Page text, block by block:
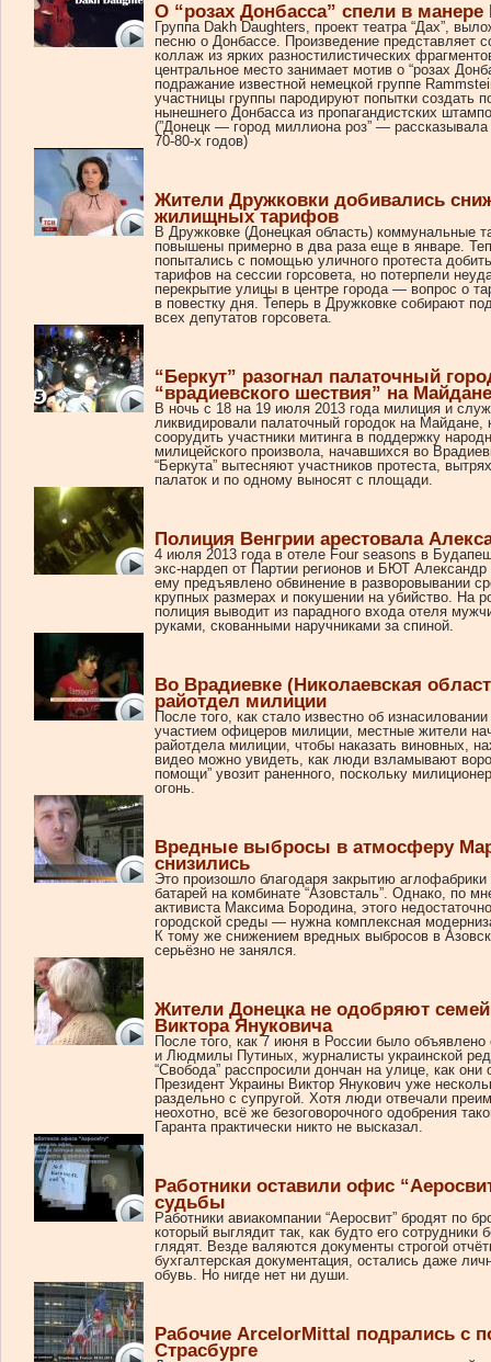
О “розах Донбасса” спели в манере
Группа Dakh Daughters, проект театра “Дах”,
песню о Донбассе. Произведение представляет
коллаж из ярких разностилистических
центральное место занимает мотив о “розах
подражание известной немецкой группе
участницы группы пародируют попытки создать
нынешнего Донбасса из пропагандистских
(”Донецк — город миллиона роз” — рассказывала
70-80-х годов)
Жители Дружковки добивались
жилищных тарифов
В Дружковке (Донецкая область) коммунальные
повышены примерно в два раза еще в январе.
попытались с помощью уличного протеста
тарифов на сессии горсовета, но потерпели
перекрытие улицы в центре города — вопрос о
в повестку дня. Теперь в Дружковке собирают
всех депутатов горсовета.
“Беркут” разогнал палаточный
“врадиевского шествия” на Майдане
В ночь с 18 на 19 июля 2013 года милиция и
ликвидировали палаточный городок на Майдане,
соорудить участники митинга в поддержку
милицейского произвола, начавшихся во
“Беркута” вытесняют участников протеста,
палаток и по одному выносят с площади.
Полиция Венгрии арестовала
4 июля 2013 года в отеле Four seasons в
экс-нардеп от Партии регионов и БЮТ
ему предъявлено обвинение в разворовывании
крупных размерах и покушении на убийство. На
полиция выводит из парадного входа отеля
руками, скованными наручниками за спиной.
Во Врадиевке (Николаевская
райотдел милиции
После того, как стало известно об
участием офицеров милиции, местные жители
райотдела милиции, чтобы наказать виновных,
видео можно увидеть, как люди взламывают
помощи” увозит раненного, поскольку
огонь.
Вредные выбросы в атмосферу
снизились
Это произошло благодаря закрытию аглофабрики
батарей на комбинате “Азовсталь”. Однако, по
активиста Максима Бородина, этого
городской среды — нужна комплексная
К тому же снижением вредных выбросов в
серьёзно не занялся.
Жители Донецка не одобряют
Виктора Януковича
После того, как 7 июня в России было
и Людмилы Путиных, журналисты украинской
“Свобода” расспросили дончан на улице, как они
Президент Украины Виктор Янукович уже
раздельно с супругой. Хотя люди отвечали
неохотно, всё же безоговорочного одобрения
Гаранта практически никто не высказал.
Работники оставили офис
судьбы
Работники авиакомпании “Аеросвит” бродят по
который выглядит так, как будто его сотрудники
глядят. Везде валяются документы строгой
бухгалтерская документация, остались даже
обувь. Но нигде нет ни души.
Рабочие ArcelorMittal подрались с
Страсбурге